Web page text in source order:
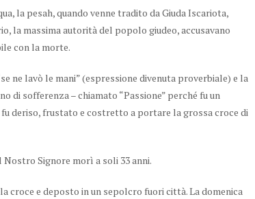
la pesah, quando venne tradito da Giuda Iscariota,
la massima autorità del popolo giudeo, accusavano
con la morte.
ne lavò le mani” (espressione divenuta proverbiale) e la
di sofferenza – chiamato “Passione” perché fu un
deriso, frustato e costretto a portare la grossa croce di
Signore morì a soli 33 anni.
e deposto in un sepolcro fuori città. La domenica